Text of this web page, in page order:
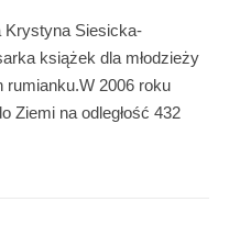
Krystyna Siesicka-
książek dla młodzieży
rumianku.W 2006 roku
Ziemi na odległość 432